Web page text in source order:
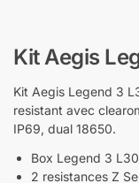
Kit Aegis
Kit Aegis Legend 3
resistant avec
IP69, dual 18650.
Box Legend 3
2 resistances Z